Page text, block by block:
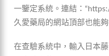
一鑒定系統。連結：
久愛藥局的網站頂部也能
在查驗系統中，輸入日本